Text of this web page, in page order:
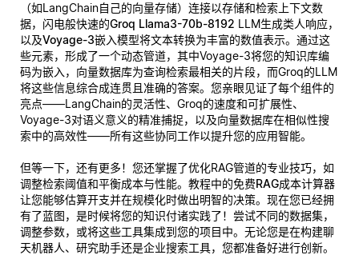
（如LangChain自己的向量存储）连接以存储和检索上下文数
据，闪电般快速的Groq Llama3-70b-8192 LLM生成类人响应，
以及Voyage-3嵌入模型将文本转换为丰富的数值表示。通过这
些元素，形成了一个动态管道，其中Voyage-3将您的知识库编
码为嵌入，向量数据库为查询检索最相关的片段，而Groq的LLM
将这些信息综合成连贯且准确的答案。您亲眼见证了每个组件的
亮点——LangChain的灵活性、Groq的速度和可扩展性、
Voyage-3对语义意义的精准捕捉，以及向量数据库在相似性搜
索中的高效性——所有这些协同工作以提升您的应用智能。
但等一下，还有更多！您还掌握了优化RAG管道的专业技巧，如
调整检索阈值和平衡成本与性能。教程中的免费RAG成本计算器
让您能够估算开支并在规模化时做出明智的决策。现在您已经拥
有了蓝图，是时候将您的知识付诸实践了！尝试不同的数据集，
调整参数，或将这些工具集成到您的项目中。无论您是在构建聊
天机器人、研究助手还是企业搜索工具，您都准备好进行创新。